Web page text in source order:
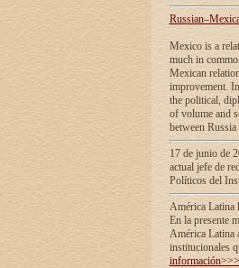
Mexico is a
much in
Mexican
improvement.
the political,
of volume and
between
17 de junio de
actual jefe de
Políticos del
América Latina
En la presente
América Latina
institucionales
información>>>